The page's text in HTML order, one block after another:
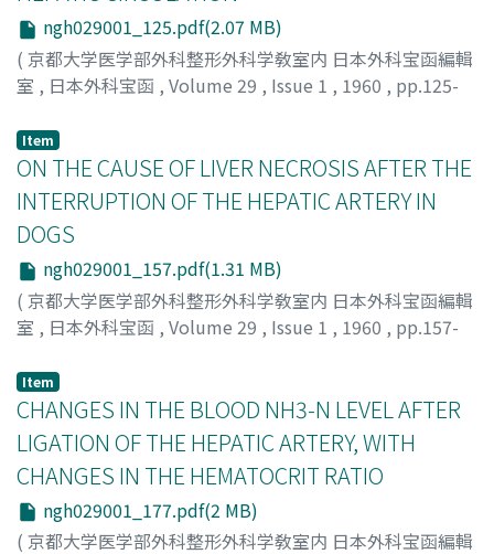
ngh029001_125.pdf(2.07 MB)
( 京都大学医学部外科整形外科学敎室内 日本外科宝函編輯
室 , 日本外科宝函 , Volume 29 , Issue 1 , 1960 , pp.125-
KURAMOTO, SHINJI
Item
ON THE CAUSE OF LIVER NECROSIS AFTER THE
INTERRUPTION OF THE HEPATIC ARTERY IN
DOGS
ngh029001_157.pdf(1.31 MB)
( 京都大学医学部外科整形外科学敎室内 日本外科宝函編輯
室 , 日本外科宝函 , Volume 29 , Issue 1 , 1960 , pp.157-
NAKASE, AKIRA
Item
CHANGES IN THE BLOOD NH3-N LEVEL AFTER
LIGATION OF THE HEPATIC ARTERY, WITH
CHANGES IN THE HEMATOCRIT RATIO
ngh029001_177.pdf(2 MB)
( 京都大学医学部外科整形外科学敎室内 日本外科宝函編輯